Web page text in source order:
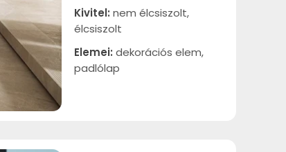
Kivitel: nem élcsiszolt,
élcsiszolt
Elemei: dekorációs elem,
padlólap